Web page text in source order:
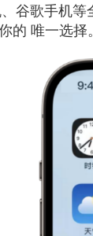
谷歌手机
的 唯一选择。